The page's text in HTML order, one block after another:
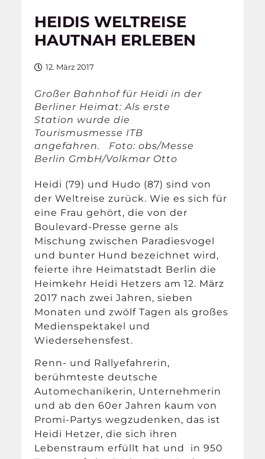
HEIDIS WELTREISE
HAUTNAH ERLEBEN
12. März 2017
Großer Bahnhof für Heidi in der
Berliner Heimat: Als erste
Station wurde die
Tourismusmesse ITB
angefahren. Foto: obs/Messe
Berlin GmbH/Volkmar Otto
Heidi (79) und Hudo (87) sind von
der Weltreise zurück. Wie es sich für
eine Frau gehört, die von der
Boulevard-Presse gerne als
Mischung zwischen Paradiesvogel
und bunter Hund bezeichnet wird,
feierte ihre Heimatstadt Berlin die
Heimkehr Heidi Hetzers am 12. März
2017 nach zwei Jahren, sieben
Monaten und zwölf Tagen als großes
Medienspektakel und
Wiedersehensfest.
Renn- und Rallyefahrerin,
berühmteste deutsche
Automechanikerin, Unternehmerin
und ab den 60er Jahren kaum von
Promi-Partys wegzudenken, das ist
Heidi Hetzer, die sich ihren
Lebenstraum erfüllt hat und in 950